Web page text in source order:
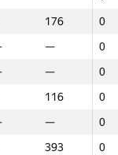
176 0
— 0
— 0
116 0
— 0
393 0
— 0
— 0
— 0
434 0
111 0
177 0